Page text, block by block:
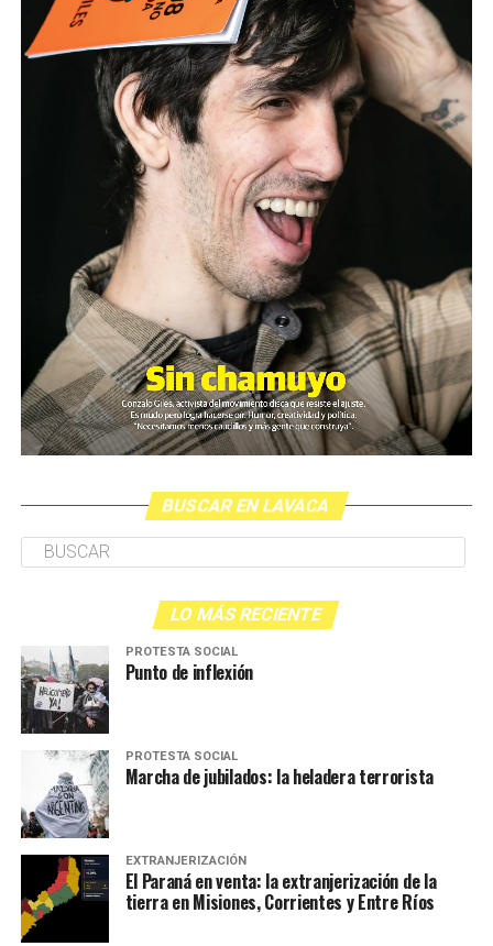
BUSCAR EN LAVACA
LO MÁS RECIENTE
PROTESTA SOCIAL
Punto de inflexión
PROTESTA SOCIAL
Marcha de jubilados: la heladera terrorista
EXTRANJERIZACIÓN
El Paraná en venta: la extranjerización de la
tierra en Misiones, Corrientes y Entre Ríos